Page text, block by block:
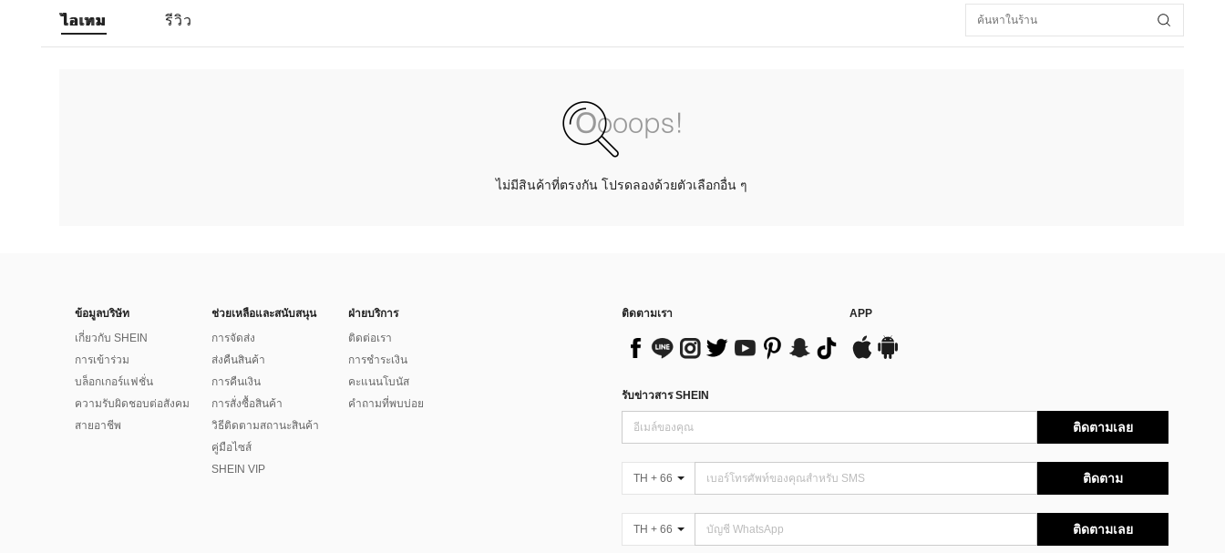
ไอเทม รีวิว
ไม่มีสินค้าที่ตรงกัน โปรดลองด้วยตัวเลือกอื่น ๆ
ข้อมูลบริษัท
เกี่ยวกับ SHEIN
การเข้าร่วม
บล็อกเกอร์แฟชั่น
ความรับผิดชอบต่อสังคม
สายอาชีพ
ช่วยเหลือและสนับสนุน
การจัดส่ง
ส่งคืนสินค้า
การคืนเงิน
การสั่งซื้อสินค้า
วิธีติดตามสถานะสินค้า
คู่มือไซส์
SHEIN VIP
ฝ่ายบริการ
ติดต่อเรา
การชำระเงิน
คะแนนโบนัส
คำถามที่พบบ่อย
ติดตามเรา APP
รับข่าวสาร SHEIN
ติดตามเลย
TH + 66 ติดตาม
TH + 66 ติดตามเลย